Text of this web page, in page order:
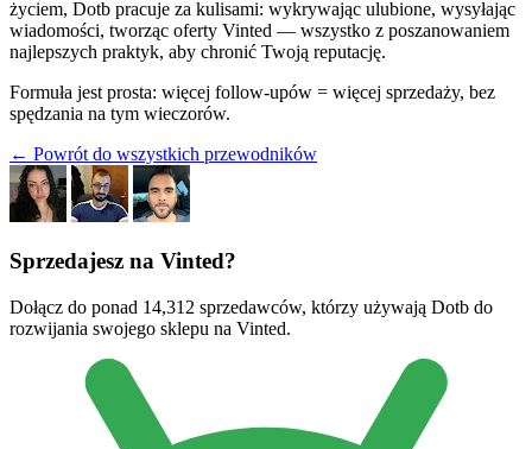
życiem, Dotb pracuje za kulisami: wykrywając ulubione, wysyłając
wiadomości, tworząc oferty Vinted — wszystko z poszanowaniem
najlepszych praktyk, aby chronić Twoją reputację.
Formuła jest prosta: więcej follow-upów = więcej sprzedaży, bez
spędzania na tym wieczorów.
← Powrót do wszystkich przewodników
Sprzedajesz na Vinted?
Dołącz do ponad 14,312 sprzedawców, którzy używają Dotb do
rozwijania swojego sklepu na Vinted.